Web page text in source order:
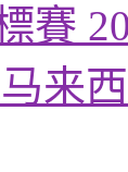
賽
来